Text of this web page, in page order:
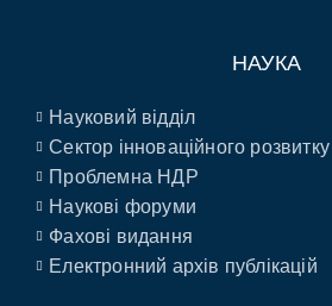
НАУКА
Науковий відділ
Сектор інноваційного розвитку
Проблемна НДР
Наукові форуми
Фахові видання
Електронний архів публікацій